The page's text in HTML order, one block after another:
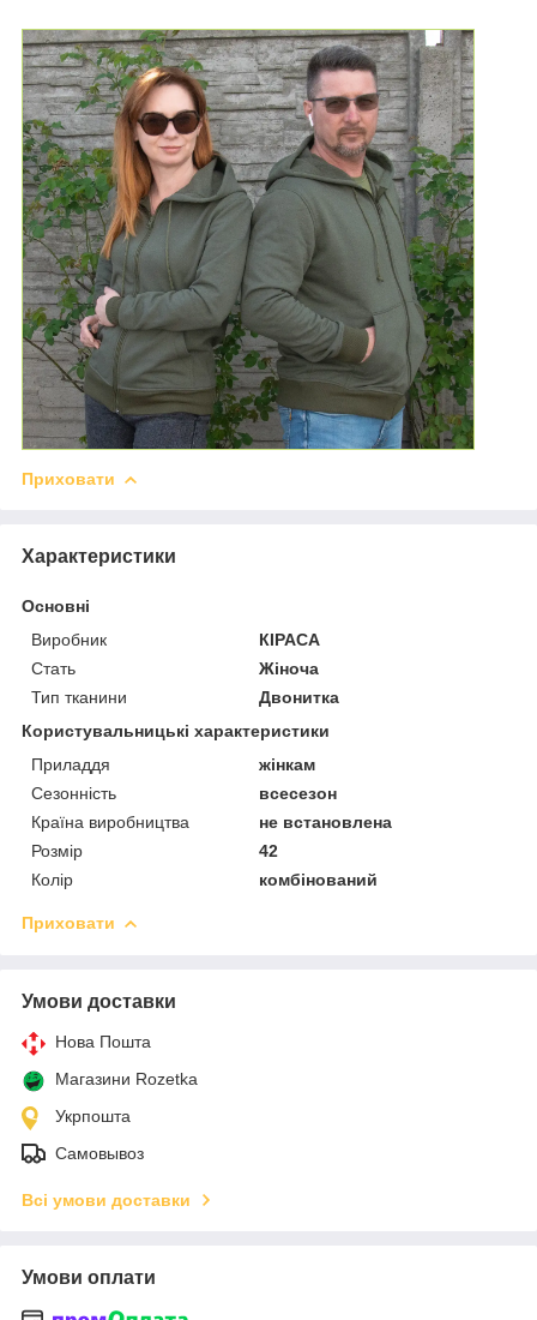
Приховати
Характеристики
Основні
Виробник
КІРАСА
Стать
Жіноча
Тип тканини
Двонитка
Користувальницькі характеристики
Приладдя
жінкам
Сезонність
всесезон
Країна виробництва
не встановлена
Розмір
42
Колір
комбінований
Приховати
Умови доставки
Нова Пошта
Магазини Rozetka
Укрпошта
Самовывоз
Всі умови доставки
Умови оплати